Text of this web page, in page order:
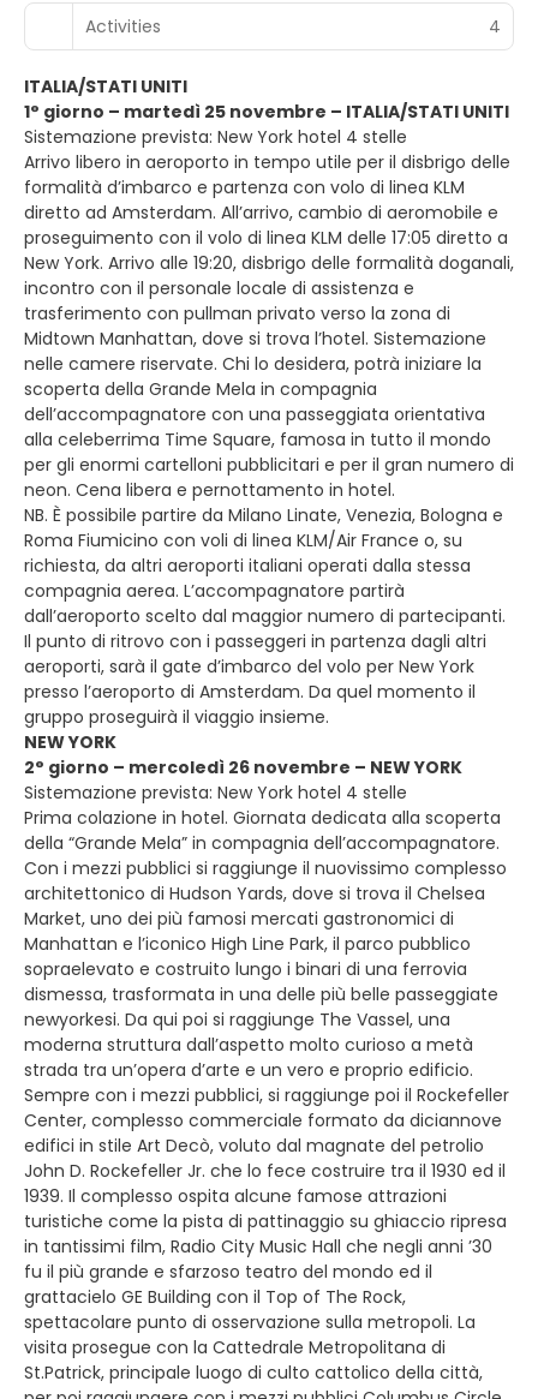
Activities 4
ITALIA/STATI UNITI
1° giorno – martedì 25 novembre – ITALIA/STATI UNITI
Sistemazione prevista: New York hotel 4 stelle
Arrivo libero in aeroporto in tempo utile per il disbrigo delle
formalità d’imbarco e partenza con volo di linea KLM
diretto ad Amsterdam. All’arrivo, cambio di aeromobile e
proseguimento con il volo di linea KLM delle 17:05 diretto a
New York. Arrivo alle 19:20, disbrigo delle formalità doganali,
incontro con il personale locale di assistenza e
trasferimento con pullman privato verso la zona di
Midtown Manhattan, dove si trova l’hotel. Sistemazione
nelle camere riservate. Chi lo desidera, potrà iniziare la
scoperta della Grande Mela in compagnia
dell’accompagnatore con una passeggiata orientativa
alla celeberrima Time Square, famosa in tutto il mondo
per gli enormi cartelloni pubblicitari e per il gran numero di
neon. Cena libera e pernottamento in hotel.
NB. È possibile partire da Milano Linate, Venezia, Bologna e
Roma Fiumicino con voli di linea KLM/Air France o, su
richiesta, da altri aeroporti italiani operati dalla stessa
compagnia aerea. L’accompagnatore partirà
dall’aeroporto scelto dal maggior numero di partecipanti.
Il punto di ritrovo con i passeggeri in partenza dagli altri
aeroporti, sarà il gate d’imbarco del volo per New York
presso l’aeroporto di Amsterdam. Da quel momento il
gruppo proseguirà il viaggio insieme.
NEW YORK
2° giorno – mercoledì 26 novembre – NEW YORK
Sistemazione prevista: New York hotel 4 stelle
Prima colazione in hotel. Giornata dedicata alla scoperta
della “Grande Mela” in compagnia dell’accompagnatore.
Con i mezzi pubblici si raggiunge il nuovissimo complesso
architettonico di Hudson Yards, dove si trova il Chelsea
Market, uno dei più famosi mercati gastronomici di
Manhattan e l’iconico High Line Park, il parco pubblico
sopraelevato e costruito lungo i binari di una ferrovia
dismessa, trasformata in una delle più belle passeggiate
newyorkesi. Da qui poi si raggiunge The Vassel, una
moderna struttura dall’aspetto molto curioso a metà
strada tra un’opera d’arte e un vero e proprio edificio.
Sempre con i mezzi pubblici, si raggiunge poi il Rockefeller
Center, complesso commerciale formato da diciannove
edifici in stile Art Decò, voluto dal magnate del petrolio
John D. Rockefeller Jr. che lo fece costruire tra il 1930 ed il
1939. Il complesso ospita alcune famose attrazioni
turistiche come la pista di pattinaggio su ghiaccio ripresa
in tantissimi film, Radio City Music Hall che negli anni ’30
fu il più grande e sfarzoso teatro del mondo ed il
grattacielo GE Building con il Top of The Rock,
spettacolare punto di osservazione sulla metropoli. La
visita prosegue con la Cattedrale Metropolitana di
St.Patrick, principale luogo di culto cattolico della città,